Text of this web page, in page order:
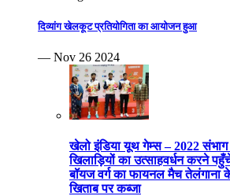
दिव्यांग खेलकूट प्रतियोगिता का आयोजन हुआ
— Nov 26 2024
खेलो इंडिया यूथ गेम्स – 2022
खिलाड़ियों का उत्साहवर्धन करने
बॉयज वर्ग का फायनल मैच तेलंगाना
खिताब पर कब्जा